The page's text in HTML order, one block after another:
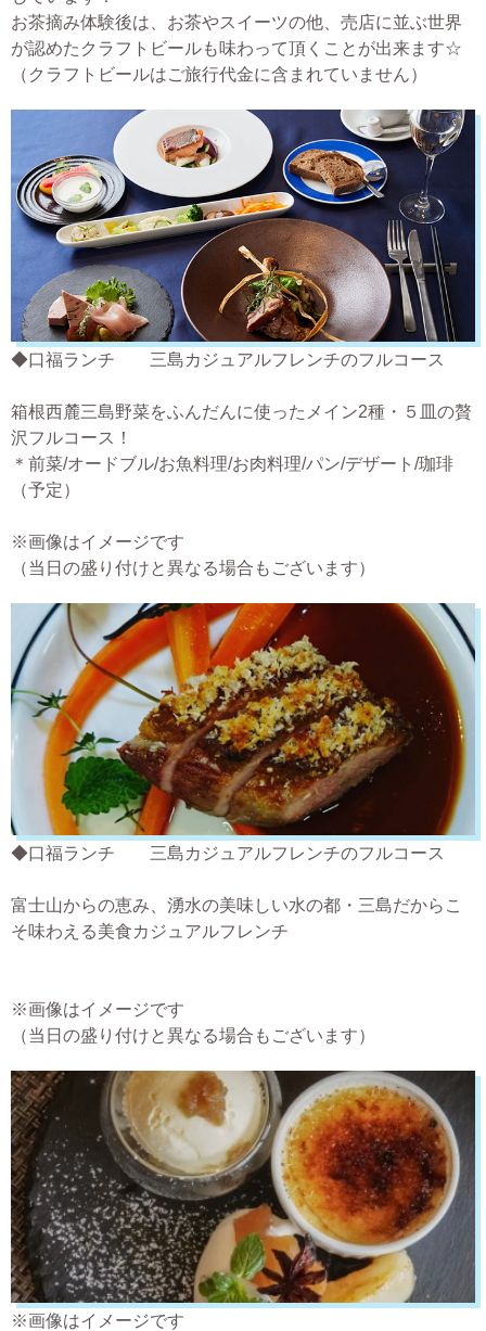
お茶摘み体験後は、お茶やスイーツの他、売店に並ぶ世界
が認めたクラフトビールも味わって頂くことが出来ます☆
（クラフトビールはご旅行代金に含まれていません）
◆口福ランチ 三島カジュアルフレンチのフルコース
箱根西麓三島野菜をふんだんに使ったメイン2種・５皿の贅
沢フルコース！
＊前菜/オードブル/お魚料理/お肉料理/パン/デザート/珈琲
（予定）
※画像はイメージです
（当日の盛り付けと異なる場合もございます）
◆口福ランチ 三島カジュアルフレンチのフルコース
富士山からの恵み、湧水の美味しい水の都・三島だからこ
そ味わえる美食カジュアルフレンチ
※画像はイメージです
（当日の盛り付けと異なる場合もございます）
※画像はイメージです